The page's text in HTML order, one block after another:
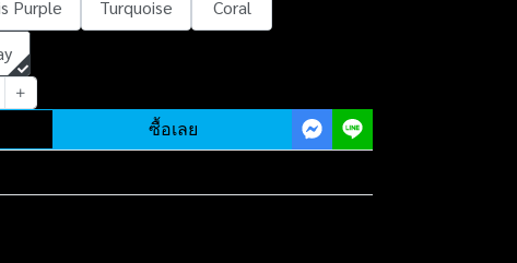
Purple Turquoise
Coral
ซื้อเลย